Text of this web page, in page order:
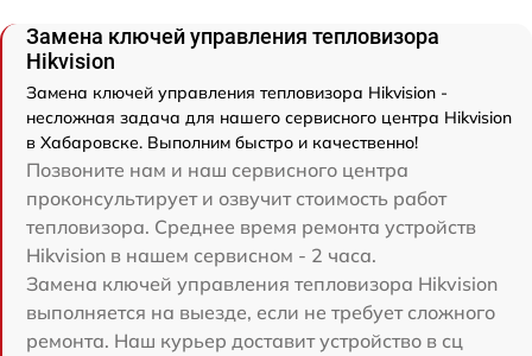
Замена ключей управления тепловизора
Hikvision
Замена ключей управления тепловизора Hikvision -
несложная задача для нашего сервисного центра Hikvision
в Хабаровске. Выполним быстро и качественно!
Позвоните нам и наш сервисного центра
проконсультирует и озвучит стоимость работ
тепловизора. Среднее время ремонта устройств
Hikvision в нашем сервисном - 2 часа.
Замена ключей управления тепловизора Hikvision
выполняется на выезде, если не требует сложного
ремонта. Наш курьер доставит устройство в сц